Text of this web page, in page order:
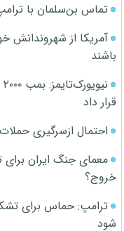
تماس بن‌سلمان با
آمریکا از شهروندانش
باشند
قرار داد
احتمال ازسرگیری
معمای جنگ ایران برای
خروج؟
ترامپ: حماس برای
شود